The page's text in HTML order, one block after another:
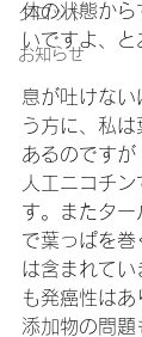
タロット
お知らせ
体の状態から
いですよ、と
息が吐けな
う方に、私
あるのですが
人工ニコチ
す。またター
で葉っぱを
は含まれてい
も発癌性は
添加物の問題